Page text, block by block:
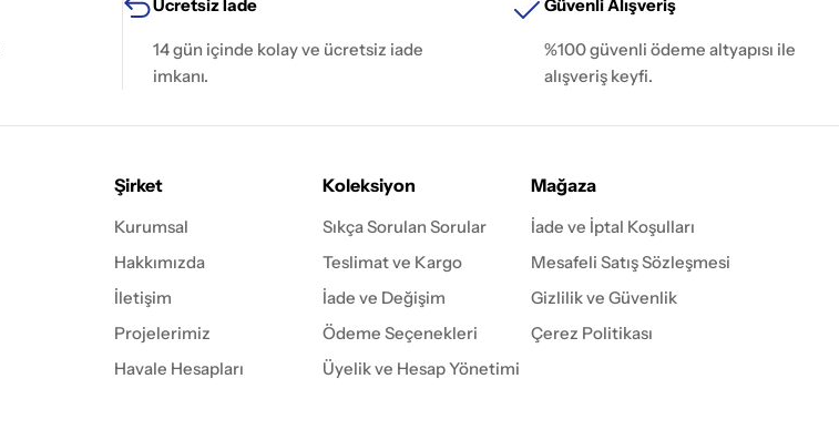
Ücretsiz İade
14 gün içinde kolay ve ücretsiz iade
imkanı.
Güvenli Alışveriş
%100 güvenli ödeme altyapısı ile
alışveriş keyfi.
Şirket
Kurumsal
Hakkımızda
İletişim
Projelerimiz
Havale Hesapları
Koleksiyon
Sıkça Sorulan Sorular
Teslimat ve Kargo
İade ve Değişim
Ödeme Seçenekleri
Üyelik ve Hesap Yönetimi
Mağaza
İade ve İptal Koşulları
Mesafeli Satış Sözleşmesi
Gizlilik ve Güvenlik
Çerez Politikası